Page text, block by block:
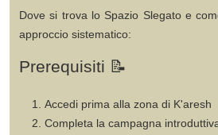
Dove si trovalo Spazio Slegato e
approccio sistematico:
Prerequisiti 📝
Accedi prima alla zona di K'aresh
Completa la campagna